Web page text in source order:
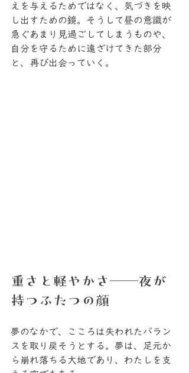
えを与えるためではなく、気づきを映
し出すための鏡。そうして昼の意識が
急ぐあまり見過ごしてしまうものや、
自分を守るために遠ざけてきた部分
と、再び出会っていく。
重さと軽やかさ──夜が
持つふたつの顔
夢のなかで、こころは失われたバラン
スを取り戻そうとする。夢は、足元か
ら崩れ落ちる大地であり、わたしを支